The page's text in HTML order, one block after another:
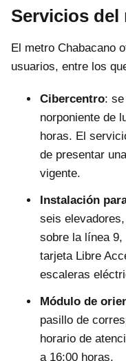
Servicios del
El metro Chabacano
usuarios, entre los
Cibercentro:
norponiente de
horas. El
de presentar
vigente.
Instalación
seis
sobre la línea
tarjeta Libre
escaleras
Módulo de
pasillo de
horario de
a 16:00 horas.